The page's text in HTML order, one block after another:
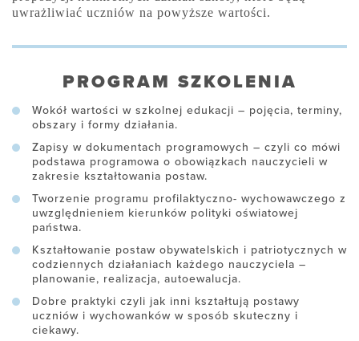
uwrażliwiać uczniów na powyższe wartości.
PROGRAM SZKOLENIA
Wokół wartości w szkolnej edukacji – pojęcia, terminy,
obszary i formy działania.
Zapisy w dokumentach programowych – czyli co mówi
podstawa programowa o obowiązkach nauczycieli w
zakresie kształtowania postaw.
Tworzenie programu profilaktyczno- wychowawczego z
uwzględnieniem kierunków polityki oświatowej
państwa.
Kształtowanie postaw obywatelskich i patriotycznych w
codziennych działaniach każdego nauczyciela –
planowanie, realizacja, autoewalucja.
Dobre praktyki czyli jak inni kształtują postawy
uczniów i wychowanków w sposób skuteczny i
ciekawy.